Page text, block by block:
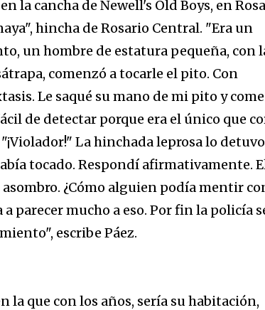
la cancha de Newell's Old Boys, en
hincha de Rosario Central. "Era un
un hombre de estatura pequeña, con
comenzó a tocarle el pito. Con
Le saqué su mano de mi pito y
de detectar porque era el único que
La hinchada leprosa lo
tocado. Respondí afirmativamente.
¿Cómo alguien podía mentir
parecer mucho a eso. Por fin la policía
escribe Páez.
la que con los años, sería su habitación,